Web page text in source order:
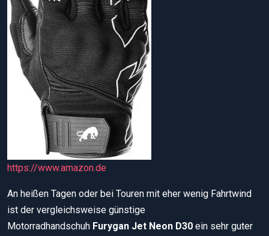
https://www.amazon.de
An heißen Tagen oder bei Touren mit eher wenig Fahrtwind
ist der vergleichsweise günstige
Motorradhandschuh Furygan Jet Neon D30 ein sehr guter